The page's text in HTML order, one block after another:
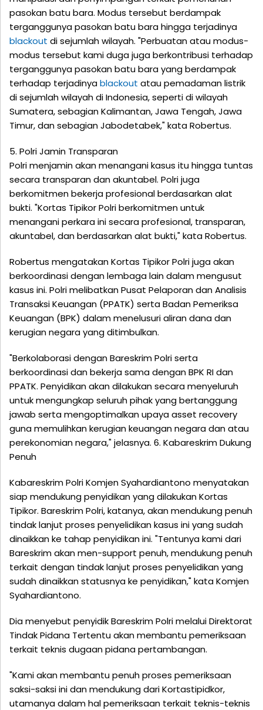
pasokan batu bara. Modus tersebut berdampak
terganggunya pasokan batu bara hingga terjadinya
blackout di sejumlah wilayah. "Perbuatan atau modus-
modus tersebut kami duga juga berkontribusi terhadap
terganggunya pasokan batu bara yang berdampak
terhadap terjadinyablackout atau pemadaman listrik
di sejumlah wilayah di Indonesia, seperti di wilayah
Sumatera, sebagian Kalimantan, Jawa Tengah, Jawa
Timur, dan sebagian Jabodetabek," kata Robertus.
5. Polri Jamin Transparan
Polri menjamin akan menangani kasus itu hingga tuntas
secara transparan dan akuntabel. Polri juga
berkomitmen bekerja profesional berdasarkan alat
bukti. "Kortas Tipikor Polri berkomitmen untuk
menangani perkara ini secara profesional, transparan,
akuntabel, dan berdasarkan alat bukti," kata Robertus.
Robertus mengatakan Kortas Tipikor Polri juga akan
berkoordinasi dengan lembaga lain dalam mengusut
kasus ini. Polri melibatkan Pusat Pelaporan dan Analisis
Transaksi Keuangan (PPATK) serta Badan Pemeriksa
Keuangan (BPK) dalam menelusuri aliran dana dan
kerugian negara yang ditimbulkan.
"Berkolaborasi dengan Bareskrim Polri serta
berkoordinasi dan bekerja sama dengan BPK RI dan
PPATK. Penyidikan akan dilakukan secara menyeluruh
untuk mengungkap seluruh pihak yang bertanggung
jawab serta mengoptimalkan upaya asset recovery
guna memulihkan kerugian keuangan negara dan atau
perekonomian negara," jelasnya. 6. Kabareskrim Dukung
Penuh
Kabareskrim Polri Komjen Syahardiantono menyatakan
siap mendukung penyidikan yang dilakukan Kortas
Tipikor. Bareskrim Polri, katanya, akan mendukung penuh
tindak lanjut proses penyelidikan kasus ini yang sudah
dinaikkan ke tahap penyidikan ini. "Tentunya kami dari
Bareskrim akan men-support penuh, mendukung penuh
terkait dengan tindak lanjut proses penyelidikan yang
sudah dinaikkan statusnya ke penyidikan," kata Komjen
Syahardiantono.
Dia menyebut penyidik Bareskrim Polri melalui Direktorat
Tindak Pidana Tertentu akan membantu pemeriksaan
terkait teknis dugaan pidana pertambangan.
"Kami akan membantu penuh proses pemeriksaan
saksi-saksi ini dan mendukung dari Kortastipidkor,
utamanya dalam hal pemeriksaan terkait teknis-teknis